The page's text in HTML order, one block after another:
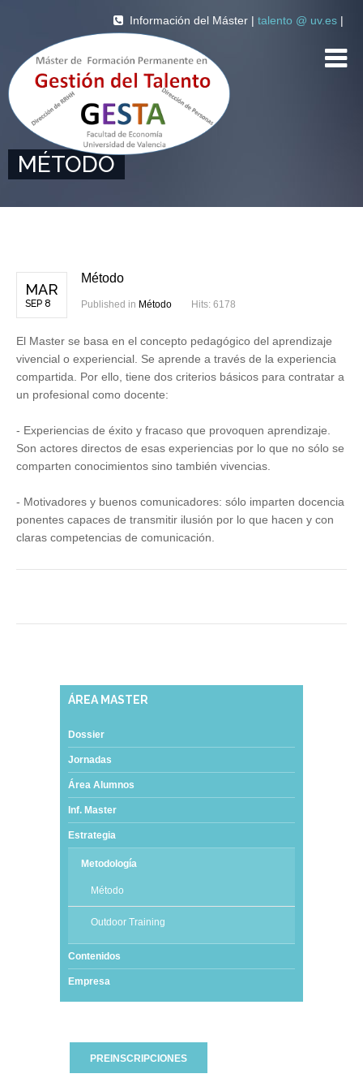
Información del Máster | talento @ uv.es |
MÉTODO
MAR
SEP 8
Método
Published in Método Hits: 6178
El Master se basa en el concepto pedagógico del aprendizaje
vivencial o experiencial . Se aprende a través de la experiencia
compartida
Por ello tiene dos criterios básicos para contratar a
un profesional como docente:
- Experiencias de éxito y fracaso que provoquen aprendizaje
Son actores directos de esas experiencias por lo que no sólo se
comparten conocimientos sino también vivencias
- Motivadores y buenos comunicadores: sólo imparten docencia
ponentes capaces de transmitir ilusión por lo que hacen y con
claras competencias de comunicación
ÁREA MASTER
Dossier
Jornadas
Área Alumnos
Inf. Master
Estrategia
Metodología
Método
Outdoor Training
Contenidos
Empresa
PREINSCRIPCIONES